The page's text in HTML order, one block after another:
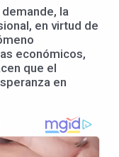
la
en virtud de
económicos,
que el
en